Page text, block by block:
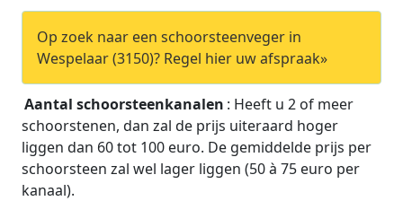
Op zoek naar een schoorsteenveger in
Wespelaar (3150)? Regel hier uw afspraak»
Aantal schoorsteenkanalen : Heeft u 2 of meer
schoorstenen, dan zal de prijs uiteraard hoger
liggen dan 60 tot 100 euro. De gemiddelde prijs per
schoorsteen zal wel lager liggen (50 à 75 euro per
kanaal).